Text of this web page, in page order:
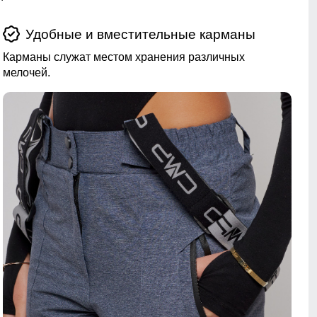
Удобные и вместительные карманы
Карманы служат местом хранения различных
мелочей.